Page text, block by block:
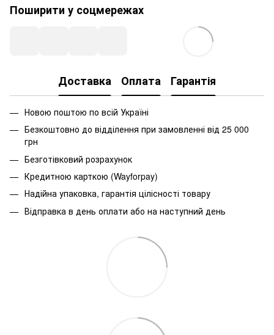
Поширити у соцмережах
Доставка Оплата Гарантія
Новою поштою по всій Україні
Безкоштовно до відділення при замовленні від 25 000
грн
Безготівковий розрахунок
Кредитною карткою (Wayforpay)
Надійна упаковка, гарантія цілісності товару
Відправка в день оплати або на наступний день